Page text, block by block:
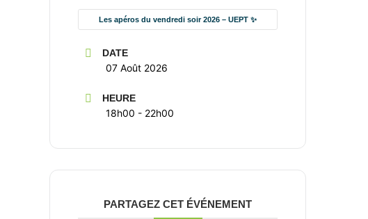
Les apéros du vendredi soir 2026 – UEPT ✨
DATE
07 Août 2026
HEURE
18h00 - 22h00
PARTAGEZ CET ÉVÉNEMENT